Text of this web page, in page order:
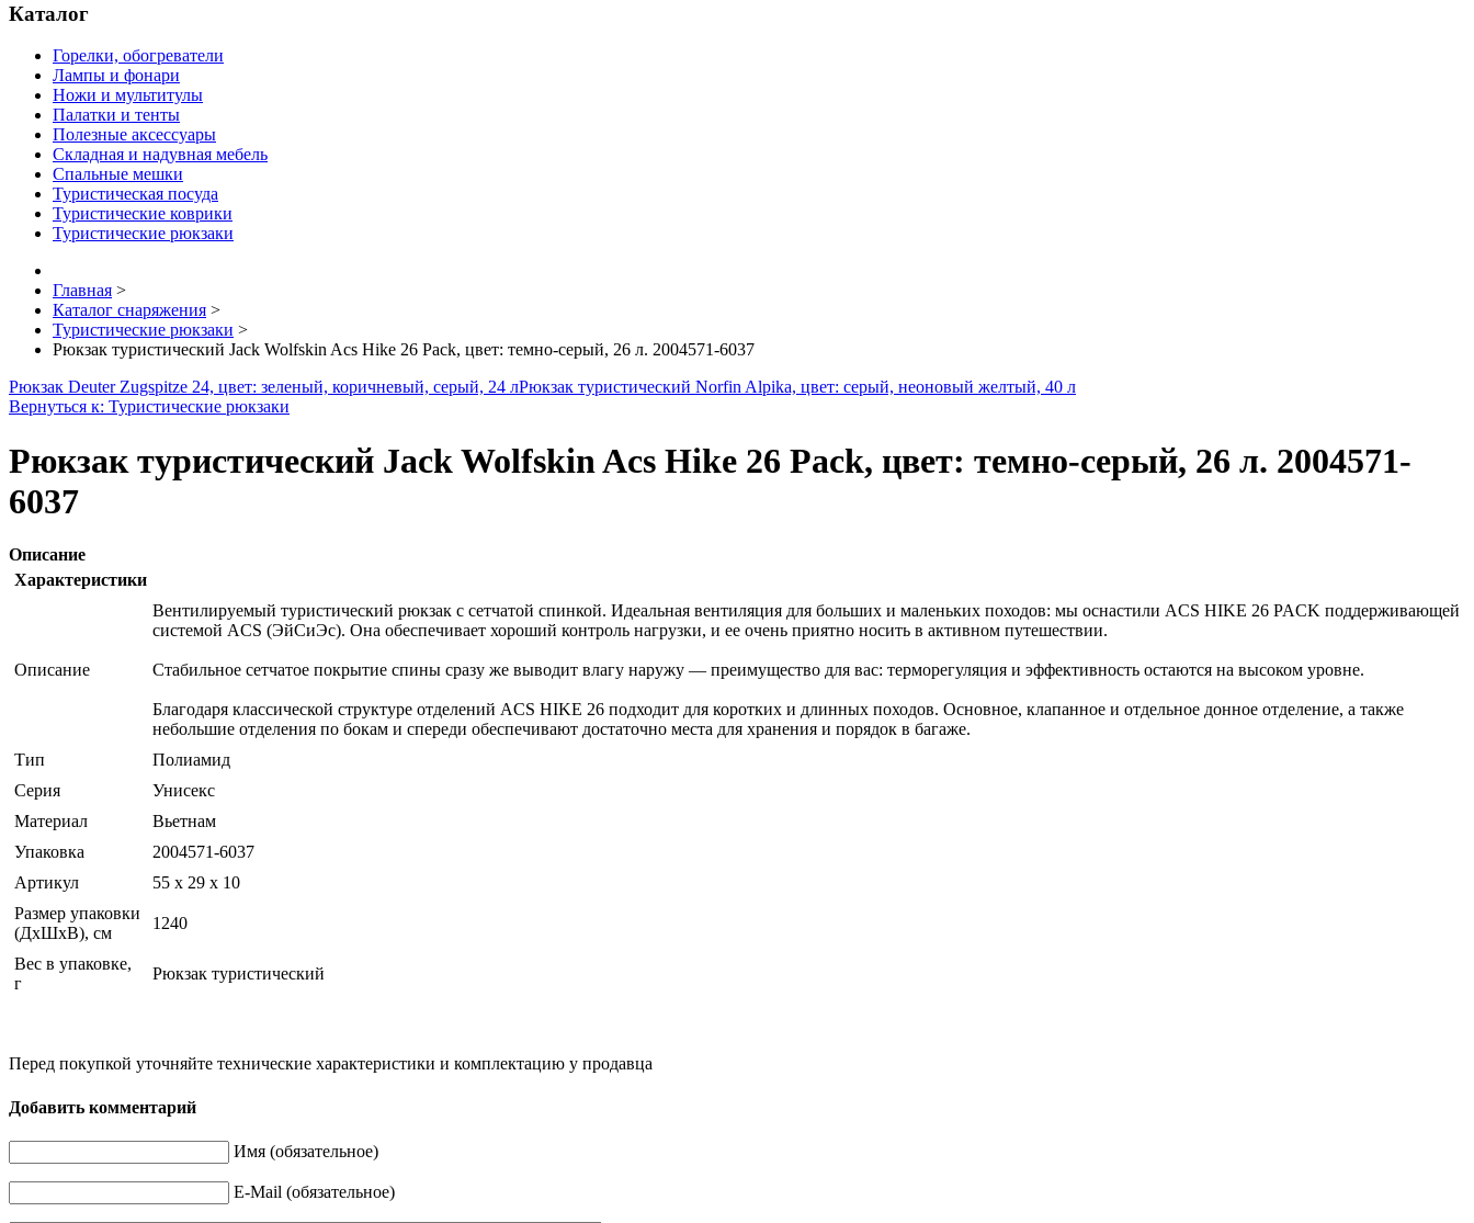
Каталог
Горелки, обогреватели
Лампы и фонари
Ножи и мультитулы
Палатки и тенты
Полезные аксессуары
Складная и надувная мебель
Спальные мешки
Туристическая посуда
Туристические коврики
Туристические рюкзаки
Главная >
Каталог снаряжения >
Туристические рюкзаки >
Рюкзак туристический Jack Wolfskin Acs Hike 26 Pack, цвет: темно-серый, 26 л. 2004571-6037
Рюкзак Deuter Zugspitze 24, цвет: зеленый, коричневый, серый, 24 лРюкзак туристический Norfin Alpika, цвет: серый, неоновый желтый, 40 л
Вернуться к: Туристические рюкзаки
Рюкзак туристический Jack Wolfskin Acs Hike 26 Pack, цвет: темно-серый, 26 л. 2004571-
6037
Описание
Характеристики
Описание
Вентилируемый туристический рюкзак с сетчатой спинкой. Идеальная вентиляция для больших и маленьких походов: мы оснастили ACS HIKE 26 PACK поддерживающей
системой ACS (ЭйСиЭс). Она обеспечивает хороший контроль нагрузки, и ее очень приятно носить в активном путешествии.
Стабильное сетчатое покрытие спины сразу же выводит влагу наружу — преимущество для вас: терморегуляция и эффективность остаются на высоком уровне.
Благодаря классической структуре отделений ACS HIKE 26 подходит для коротких и длинных походов. Основное, клапанное и отдельное донное отделение, а также
небольшие отделения по бокам и спереди обеспечивают достаточно места для хранения и порядок в багаже.
Тип
Полиамид
Серия
Унисекс
Материал
Вьетнам
Упаковка
2004571-6037
Артикул
55 x 29 x 10
Размер упаковки
(ДхШхВ), см
1240
Вес в упаковке,
г
Рюкзак туристический
Перед покупкой уточняйте технические характеристики и комплектацию у продавца
Добавить комментарий
Имя (обязательное)
E-Mail (обязательное)